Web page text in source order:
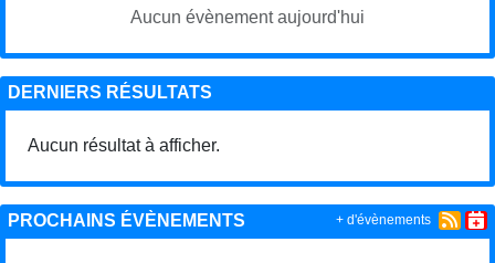
Aucun évènement aujourd'hui
DERNIERS RÉSULTATS
Aucun résultat à afficher.
PROCHAINS ÉVÈNEMENTS + d'évènements